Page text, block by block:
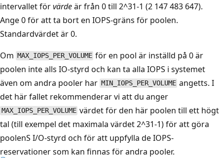
intervallet förvärdeär från 0 till 2^31-1 (2 147 483 647).
Ange 0 för att ta bort en IOPS-gräns för poolen.
Standardvärdet är 0.
Om MAX_IOPS_PER_VOLUME för en pool är inställd på 0 är
poolen inte alls IO-styrd och kan ta alla IOPS i systemet
även om andra pooler har MIN_IOPS_PER_VOLUME angetts. I
det här fallet rekommenderar vi att du anger
MAX_IOPS_PER_VOLUME värdet för den här poolen till ett högt
tal (till exempel det maximala värdet 2^31-1) för att göra
poolenS I/O-styrd och för att uppfylla de IOPS-
reservationer som kan finnas för andra pooler.